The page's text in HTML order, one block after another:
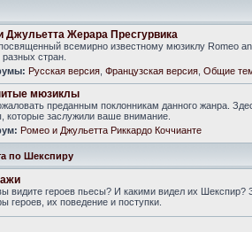
Джульетта Жерара Пресгурвика
всемирно известному мюзиклу Romeo
стран.
Русская версия Французская версия Общие
мюзиклы
преданным поклонникам данного жанра.
которые заслужили ваше внимание.
Ромео и Джульетта Риккардо Коччианте
по Шекспиру
видите героев пьесы? И какими видел их Шекспир?
героев, их поведение и поступки.